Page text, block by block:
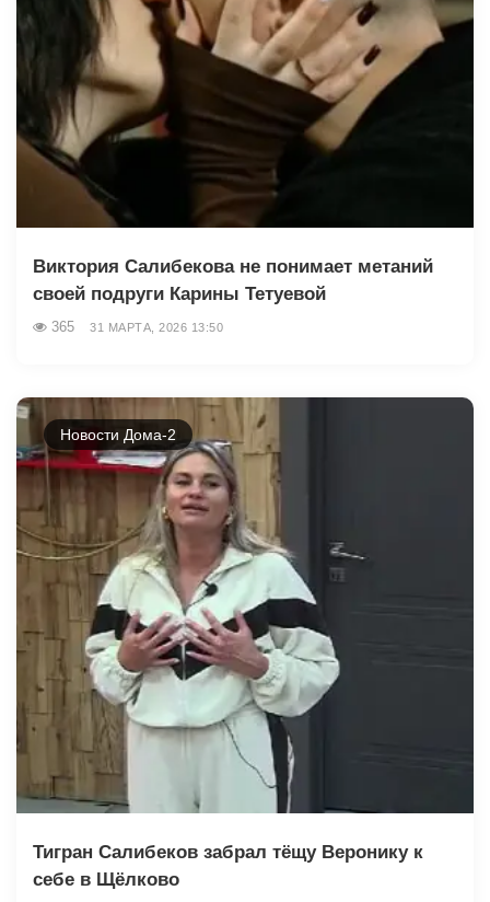
Виктория Салибекова не понимает метаний
своей подруги Карины Тетуевой
365 31 МАРТА, 2026 13:50
Новости Дома-2
Тигран Салибеков забрал тёщу Веронику к
себе в Щёлково